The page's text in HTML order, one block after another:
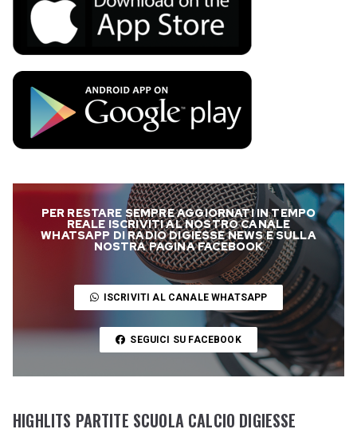
PER RESTARE SEMPRE AGGIORNATI IN TEMPO
REALE ISCRIVITI AL NOSTRO CANALE
WHATSAPP DI RADIO DIGIESSE NEWS E SULLA
NOSTRA PAGINA FACEBOOK
ISCRIVITI AL CANALE WHATSAPP
SEGUICI SU FACEBOOK
HIGHLITS PARTITE SCUOLA CALCIO DIGIESSE